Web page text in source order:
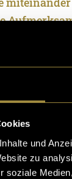
und
zu
soziale
ebenfalls
sich